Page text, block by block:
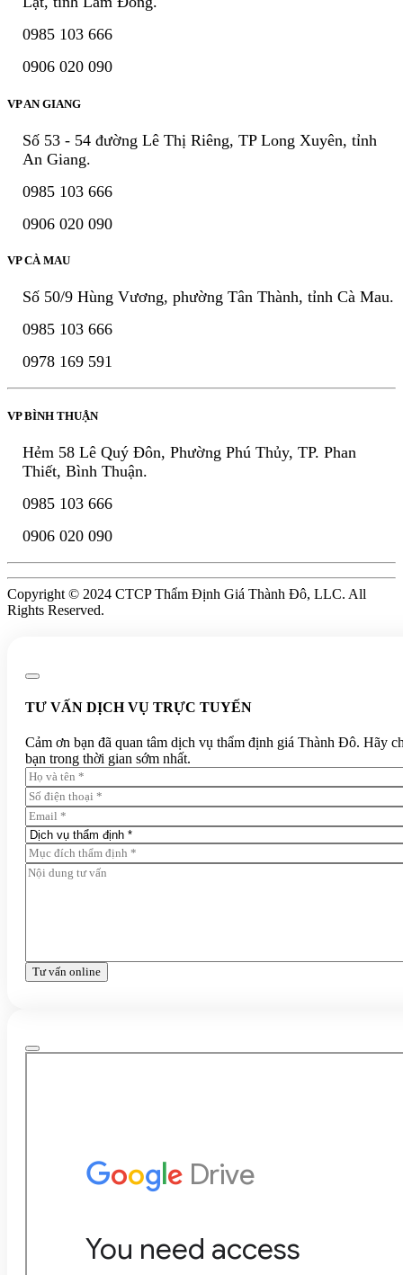
0985 103 666
0906 020 090
VP AN GIANG
Số 53 - 54 đường Lê Thị Riêng, TP Long Xuyên, tỉnh
An Giang.
0985 103 666
0906 020 090
VP CÀ MAU
Số 50/9 Hùng Vương, phường Tân Thành, tỉnh Cà Mau.
0985 103 666
0978 169 591
VP BÌNH THUẬN
Hẻm 58 Lê Quý Đôn, Phường Phú Thủy, TP. Phan
Thiết, Bình Thuận.
0985 103 666
0906 020 090
Copyright © 2024 CTCP Thẩm Định Giá Thành Đô, LLC. All
Rights Reserved.
TƯ VẤN DỊCH VỤ TRỰC TUYẾN
Cảm ơn bạn đã quan tâm dịch vụ thẩm định giá Thành Đô. Hãy
bạn trong thời gian sớm nhất.
Tư vấn online